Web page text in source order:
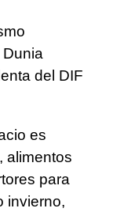
del DIF
es
alimentos
para
invierno,